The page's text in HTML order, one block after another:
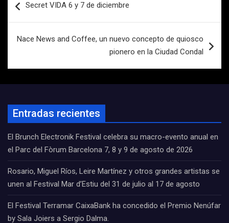
de
Secret VIDA 6 y 7 de diciembre
Nace News and Coffee, un nuevo concepto de quiosco
pionero en la Ciudad Condal
Entradas recientes
El Brunch Electronik Festival celebra su macro-evento anual en
el Parc del Fòrum Barcelona 7, 8 y 9 de agosto de 2026
Rosario, Miguel Ríos, Leire Martínez y otros grandes artistas se
unen al Festival Mar d’Estiu del 31 de julio al 17 de agosto
El Festival Terramar CaixaBank ha concedido el Premio Nenúfar
by Sala Joiers a Sergio Dalma.